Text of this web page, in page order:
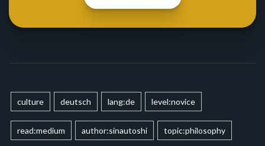
culture deutsch lang:de level:novice
read:medium author:sinautoshi topic:philosophy